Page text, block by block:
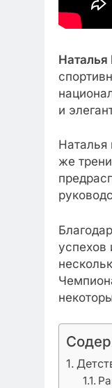
Наталья
и
Наталья
же
успехов